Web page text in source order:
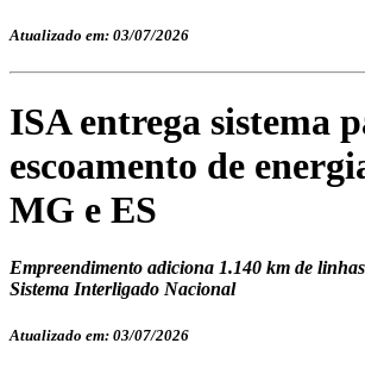
Atualizado em: 03/07/2026
ISA entrega sistema
escoamento de
MG e ES
Empreendimento adiciona 1.140 km de
Sistema Interligado Nacional
Atualizado em: 03/07/2026